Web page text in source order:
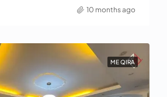
10 months ago
ME QIRA